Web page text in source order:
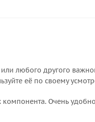
любого другого
её по своему
компонента. Очень